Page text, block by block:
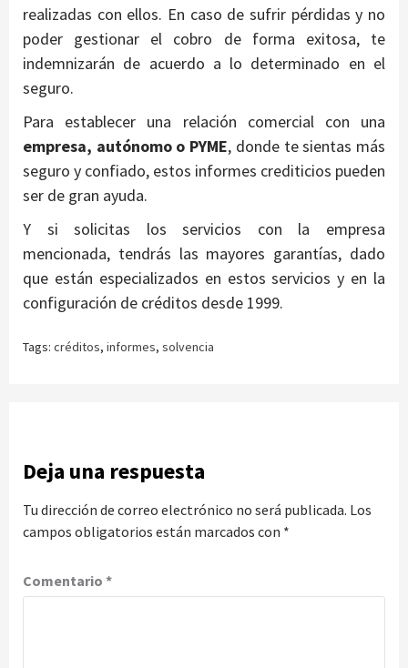
realizadas con ellos. En caso de sufrir pérdidas y no
poder gestionar el cobro de forma exitosa, te
indemnizarán de acuerdo a lo determinado en el
seguro.
Para establecer una relación comercial con una
empresa, autónomo o PYME, donde te sientas más
seguro y confiado, estos informes crediticios pueden
ser de gran ayuda.
Y si solicitas los servicios con la empresa
mencionada, tendrás las mayores garantías, dado
que están especializados en estos servicios y en la
configuración de créditos desde 1999.
Tags: créditos, informes, solvencia
Deja una respuesta
Tu dirección de correo electrónico no será publicada. Los
campos obligatorios están marcados con *
Comentario *